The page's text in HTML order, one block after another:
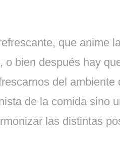
que anime
o bien después hay
del ambiente
de la comida sino
las distintas